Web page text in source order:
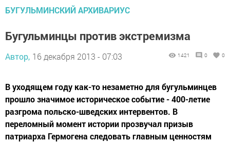
БУГУЛЬМИНСКИЙ АРХИВАРИУС
Бугульминцы против экстремизма
Автор, 16 декабря 2013 - 07:03 1421 0 0
В уходящем году как-то незаметно для бугульминцев
прошло значимое историческое событие - 400-летие
разгрома польско-шведских интервентов. В
переломный момент истории прозвучал призыв
патриарха Гермогена следовать главным ценностям